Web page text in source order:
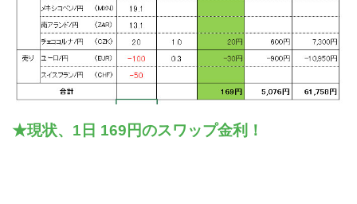
★現状、1日 169円のスワップ金利！